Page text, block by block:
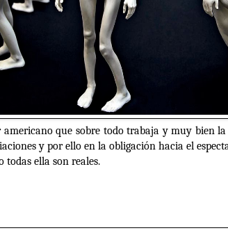
que sobre todo trabaja y muy bien
y por ello en la obligación hacia el
todas ella son reales.